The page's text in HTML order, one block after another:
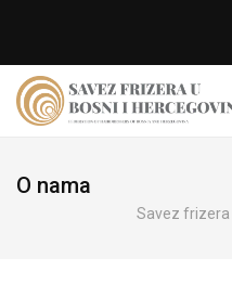
O nama
Savez frizera